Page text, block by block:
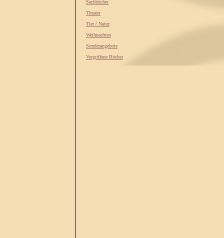
Sachbücher
Theater
Tier / Natur
Weihnachten
Sonderangebote
Vergriffene Bücher